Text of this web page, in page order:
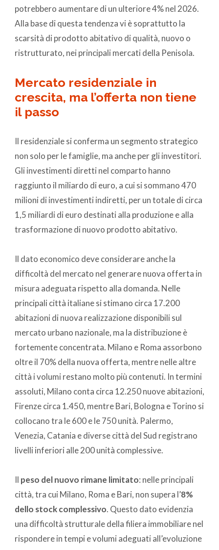
potrebbero aumentare di un ulteriore 4% nel 2026.
Alla base di questa tendenza vi è soprattutto la
scarsità di prodotto abitativo di qualità, nuovo o
ristrutturato, nei principali mercati della Penisola.
Mercato residenziale in
crescita, ma l’offerta non tiene
il passo
Il residenziale si conferma un segmento strategico
non solo per le famiglie, ma anche per gli investitori.
Gli investimenti diretti nel comparto hanno
raggiunto il miliardo di euro, a cui si sommano 470
milioni di investimenti indiretti, per un totale di circa
1,5 miliardi di euro destinati alla produzione e alla
trasformazione di nuovo prodotto abitativo.
Il dato economico deve considerare anche la
difficoltà del mercato nel generare nuova offerta in
misura adeguata rispetto alla domanda. Nelle
principali città italiane si stimano circa 17.200
abitazioni di nuova realizzazione disponibili sul
mercato urbano nazionale, ma la distribuzione è
fortemente concentrata. Milano e Roma assorbono
oltre il 70% della nuova offerta, mentre nelle altre
città i volumi restano molto più contenuti. In termini
assoluti, Milano conta circa 12.250 nuove abitazioni,
Firenze circa 1.450, mentre Bari, Bologna e Torino si
collocano tra le 600 e le 750 unità. Palermo,
Venezia, Catania e diverse città del Sud registrano
livelli inferiori alle 200 unità complessive.
Il peso del nuovo rimane limitato: nelle principali
città, tra cui Milano, Roma e Bari, non supera l’8%
dello stock complessivo. Questo dato evidenzia
una difficoltà strutturale della filiera immobiliare nel
rispondere in tempi e volumi adeguati all’evoluzione